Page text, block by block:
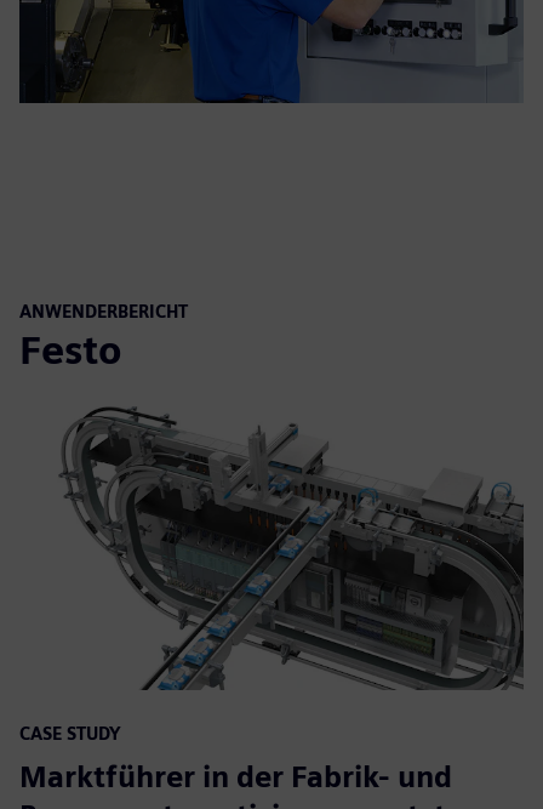
ANWENDERBERICHT
Festo
CASE STUDY
Marktführer in der Fabrik- und